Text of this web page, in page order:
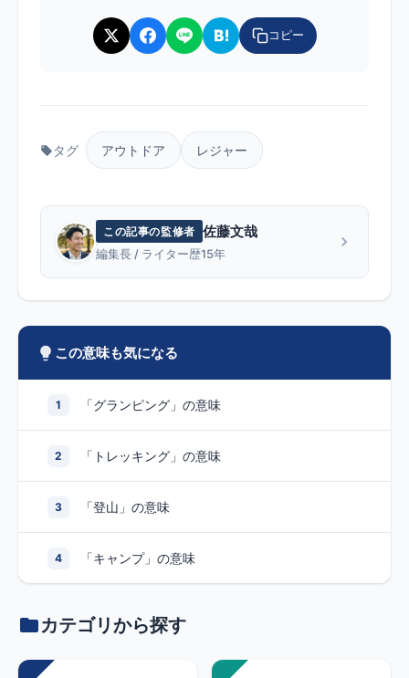
コピー
タグ アウトドア レジャー
この記事の監修者 佐藤文哉
編集長 / ライター歴15年
この意味も気になる
1 「グランピング」の意味
2 「トレッキング」の意味
3 「登山」の意味
4 「キャンプ」の意味
カテゴリから探す